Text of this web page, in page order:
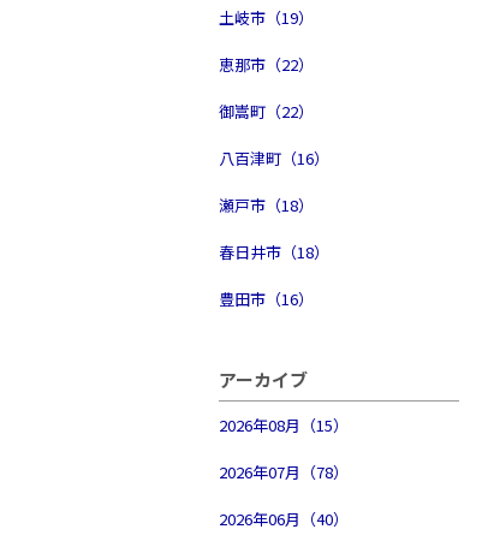
土岐市（19）
恵那市（22）
御嵩町（22）
八百津町（16）
瀬戸市（18）
春日井市（18）
豊田市（16）
アーカイブ
2026年08月（15）
2026年07月（78）
2026年06月（40）